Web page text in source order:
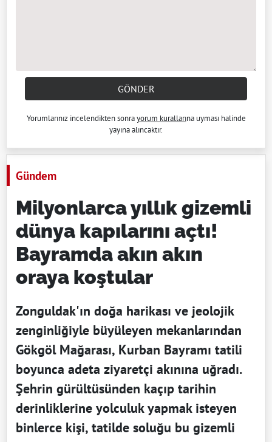
GÖNDER
Yorumlarınız incelendikten sonrayorum kurallarına uyması halinde
yayına alıncaktır.
Gündem
Milyonlarca yıllık gizemli
dünya kapılarını açtı!
Bayramda akın akın
oraya koştular
Zonguldak'ın doğa harikası ve jeolojik
zenginliğiyle büyüleyen mekanlarından
Gökgöl Mağarası, Kurban Bayramı tatili
boyunca adeta ziyaretçi akınına uğradı.
Şehrin gürültüsünden kaçıp tarihin
derinliklerine yolculuk yapmak isteyen
binlerce kişi, tatilde soluğu bu gizemli